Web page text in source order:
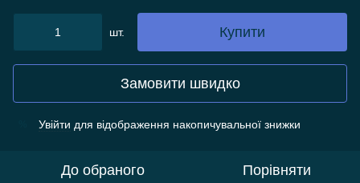
шт. Купити
Замовити швидко
Увійти для відображення накопичувальної знижки
До обраного Порівняти